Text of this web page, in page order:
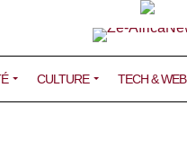
CULTURE TECH & WEB